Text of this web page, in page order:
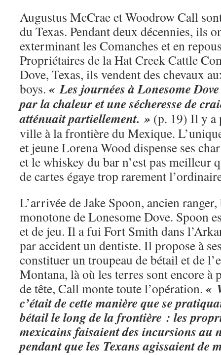
Augustus McCrae et Woodrow Call
du Texas. Pendant deux décennies, ils
exterminant les Comanches et en
Propriétaires de la Hat Creek Cattle
Dove, Texas, ils vendent des chevaux
boys. « Les journées à Lonesome
par la chaleur et une sécheresse de
atténuait partiellement. » (p. 19) Il y a
ville à la frontière du Mexique.
et jeune Lorena Wood dispense ses
et le whiskey du bar n’est pas meilleur
de cartes égaye trop rarement
L’arrivée de Jake Spoon, ancien
monotone de Lonesome Dove. Spoon
et de jeu. Il a fui Fort Smith dans
par accident un dentiste. Il propose à
constituer un troupeau de bétail et de
Montana, là où les terres sont encore à
de tête, Call monte toute l’opération. «
c’était de cette manière que se
bétail le long de la frontière : les
mexicains faisaient des incursions au
pendant que les Texans agissaient de